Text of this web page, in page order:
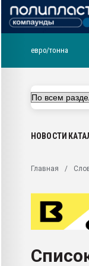
28.07.2026
Всё, что касается
Материал поверхности
вакуумного
Armaloy PC/ABS-1IM
евро/тонна
НОВОСТИ
Главная